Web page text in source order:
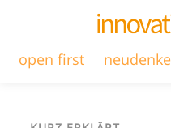
open first